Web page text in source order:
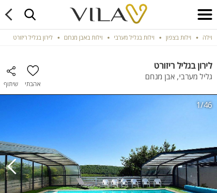
וילה וילות בצפון וילות בגליל מערבי וילות באבן מנחם לירון בגליל ריזורט
לירון בגליל ריזורט
גליל מערבי, אבן מנחם
אהבתי שיתוף
1/46